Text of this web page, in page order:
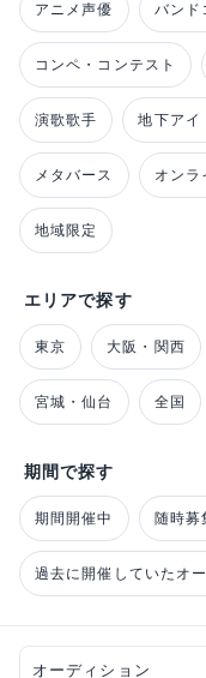
アニメ声優 バンド
コンペ・コンテスト
演歌歌手 地下アイ
メタバース オンラ
地域限定
エリアで探す
東京 大阪・関西
宮城・仙台 全国
期間で探す
期間開催中 随時募
過去に開催していたオ
オーディション